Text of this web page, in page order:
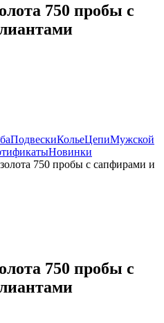
750 пробы с
ПодвескиКольеЦепиМужской
Новинки
750 пробы с сапфирами и
750 пробы с